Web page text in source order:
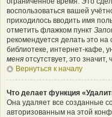
воспользоваться вашей
приходилось вводить имя
отметить флажком пункт
рекомендуется делать это
библиотеке, интернет-кафе,
меня отсутствует, это
Вернуться к началу
Что делает функция
Она удаляет все созданные
авторизованным на этой